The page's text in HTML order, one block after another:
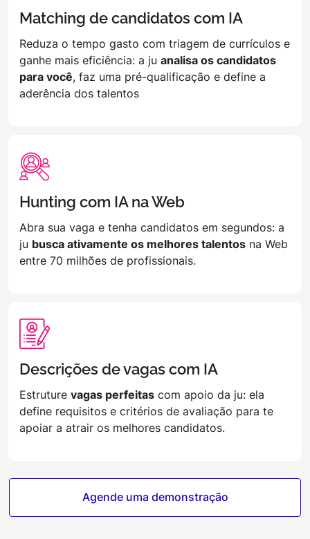
Matching de candidatos com IA
Reduza o tempo gasto com triagem de currículos e
ganhe mais eficiência: a ju analisa os candidatos
para você, faz uma pré-qualificação e define a
aderência dos talentos
Hunting com IA na Web
Abra sua vaga e tenha candidatos em segundos: a
ju busca ativamente os melhores talentos na Web
entre 70 milhões de profissionais.
Descrições de vagas com IA
Estruture vagas perfeitas com apoio da ju: ela
define requisitos e critérios de avaliação para te
apoiar a atrair os melhores candidatos.
Agende uma demonstração